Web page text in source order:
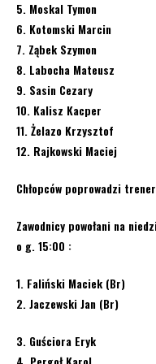
5. Moskal Tymon
6. Kotomski Marcin
7. Ząbek Szymon
8. Labocha Mateusz
9. Sasin Cezary
10. Kalisz Kacper
11. Żelazo Krzysztof
12. Rajkowski Maciej
Chłopców poprowadzi
Zawodnicy powołani na
o g. 15:00 :
1. Faliński Maciek (Br)
2. Jaczewski Jan (Br)
3. Guściora Eryk